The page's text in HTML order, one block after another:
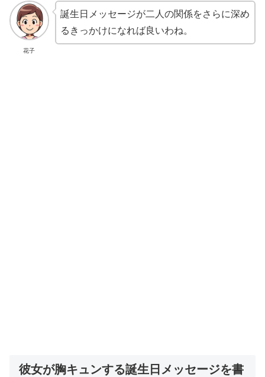
花子
誕生日メッセージが二人の関係をさらに深め
るきっかけになれば良いわね。
彼女が胸キュンする誕生日メッセージを書